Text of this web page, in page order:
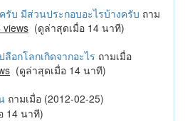
รับ มีส่วนประกอบอะไรบ้างครับ ถาม
views (ดูล่าสุดเมื่อ 14 นาที)
อกโลกเกิดจากอะไร ถามเมื่อ
(ดูล่าสุดเมื่อ 14 นาที)
ถามเมื่อ (2012-02-25)
14 นาที)